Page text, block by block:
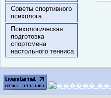
Советы спортивного
психолога.
Психологическая
подготовка
спортсмена
настольного тенниса